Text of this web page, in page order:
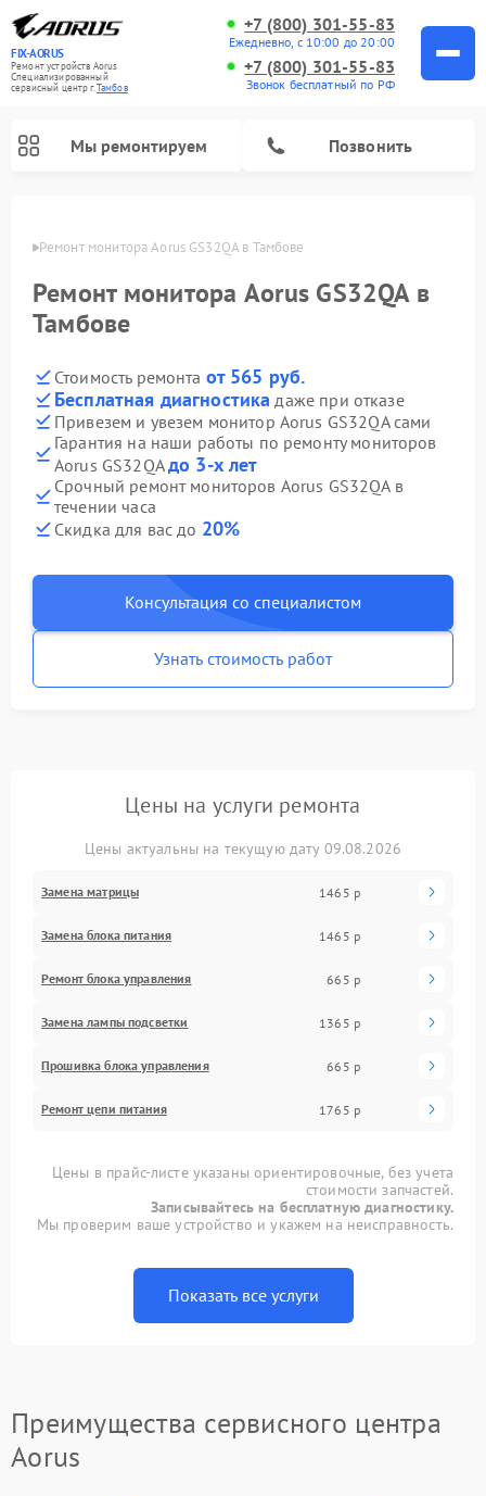
FIX-AORUS
Ремонт устройств Aorus
Специализированный
cервисный центр г.Тамбов
+7 (800) 301-55-83
Ежедневно, с 10:00 до 20:00
+7 (800) 301-55-83
Звонок бесплатный по РФ
Мы ремонтируем Позвонить
Ремонт монитора Aorus GS32QA в Тамбове
Ремонт монитора Aorus GS32QA в
Тамбове
Стоимость ремонта от 565 руб.
Бесплатная диагностика даже при отказе
Привезем и увезем монитор Aorus GS32QA сами
Гарантия на наши работы по ремонту мониторов
Aorus GS32QAдо 3-х лет
Срочный ремонт мониторов Aorus GS32QA в
течении часа
Скидка для вас до 20%
Консультация со специалистом
Узнать стоимость работ
Цены на услуги ремонта
Цены актуальны на текущую дату 09.08.2026
Замена матрицы 1465 р
Замена блока питания 1465 р
Ремонт блока управления 665 р
Замена лампы подсветки 1365 р
Прошивка блока управления 665 р
Ремонт цепи питания 1765 р
Цены в прайс-листе указаны ориентировочные, без учета
стоимости запчастей.
Записывайтесь на бесплатную диагностику.
Мы проверим ваше устройство и укажем на неисправность.
Показать все услуги
Преимущества сервисного центра
Aorus